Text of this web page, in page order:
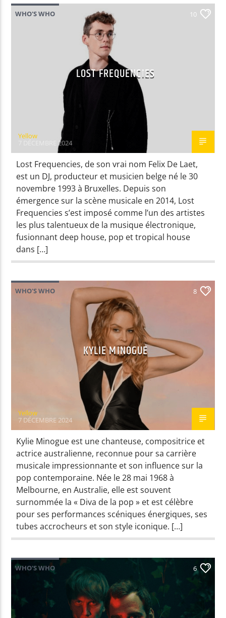
MAGNETIZE
PURE DISCO GROOVE
EMISSION EN COURS
NON-STOP MUSIC
14:00 16:59
UPCOMING SHOW
AFTER WORK
17:00 18:59
Yellow Riviera
Yellow Party
WHO'S WHO 10
LOST FREQUENCIES
Yellow
7 DÉCEMBRE 2024
Lost Frequencies, de son vrai nom Felix De Laet,
est un DJ, producteur et musicien belge né le 30
novembre 1993 à Bruxelles. Depuis son
émergence sur la scène musicale en 2014, Lost
Frequencies s’est imposé comme l’un des artistes
les plus talentueux de la musique électronique,
fusionnant deep house, pop et tropical house
dans […]
WHO'S WHO 8
KYLIE MINOGUE
Yellow
7 DÉCEMBRE 2024
Kylie Minogue est une chanteuse, compositrice et
actrice australienne, reconnue pour sa carrière
musicale impressionnante et son influence sur la
pop contemporaine. Née le 28 mai 1968 à
Melbourne, en Australie, elle est souvent
surnommée la « Diva de la pop » et est célèbre
pour ses performances scéniques énergiques, ses
tubes accrocheurs et son style iconique. […]
WHO'S WHO 6